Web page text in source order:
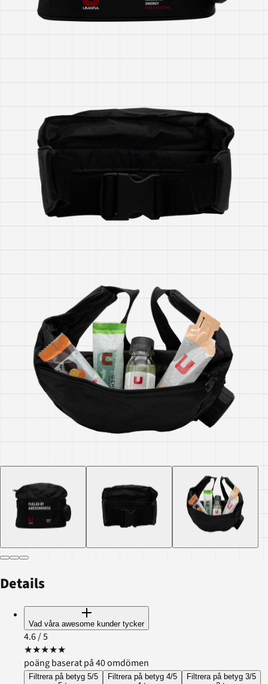
Details
Vad våra awesome kunder tycker
4.6/ 5
★★★★★
poäng baserat på 40 omdömen
Filtrera på betyg 5/5
Filtrera på betyg 4/5
Filtrera på betyg 3/5